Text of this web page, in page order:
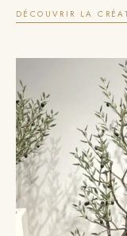
DÉCOUVRIR LA